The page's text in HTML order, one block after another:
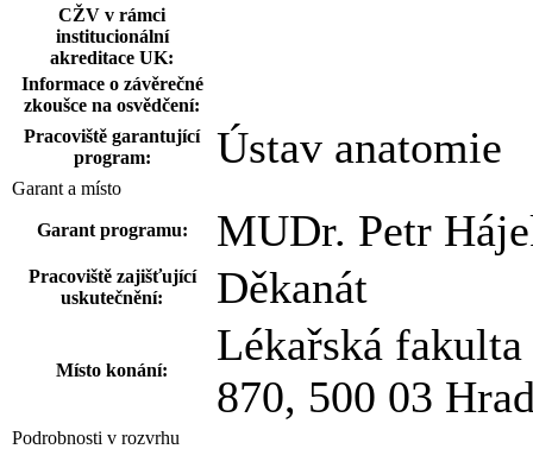
CŽV v rámci
institucionální
akreditace UK:
Informace o závěrečné
zkoušce na osvědčení:
Pracoviště garantující
program:
Ústav anatomie
Garant a místo
Garant programu: MUDr. Petr
Pracoviště zajišťující
uskutečnění:
Děkanát
Místo konání:
Lékařská
870, 500 03
Podrobnosti v rozvrhu